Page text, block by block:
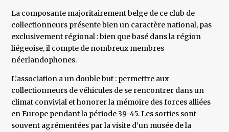
La composante majoritairement belge de ce club de
collectionneurs présente bien un caractère national, pas
exclusivement régional : bien que basé dans la région
liégeoise, il compte de nombreux membres
néerlandophones.
L’association a un double but : permettre aux
collectionneurs de véhicules de se rencontrer dans un
climat convivial et honorer la mémoire des forces alliées
en Europe pendant la période 39-45. Les sorties sont
souvent agrémentées par la visite d’un musée de la